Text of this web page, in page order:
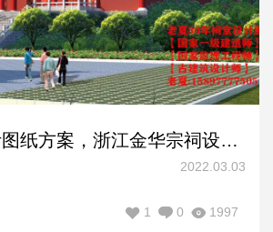
浙江祠堂设计图纸方案，浙江金华宗祠设计平面图，杭州温州台州祠堂设计
2022.03.03
1997
0
1